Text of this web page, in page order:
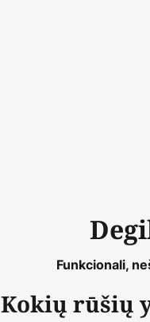
Funkcionali,
Kokių rūšių